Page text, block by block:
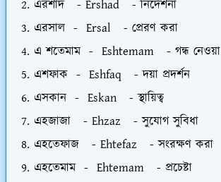
এরশাদ - Ershad - নির্দেশনা
এরসাল - Ersal - প্রেরণ করা
এ শতেমাম - Eshtemam - গন্ধ নেওয়া
এশফাক - Eshfaq - দয়া প্রদর্শন
এসকান - Eskan - স্থায়িত্ব
এহজাজা - Ehzaz - সুযোগ সুবিধা
এহতেফাজ - Ehtefaz - সংরক্ষণ করা
এহতেমাম - Ehtemam - প্রচেষ্টা